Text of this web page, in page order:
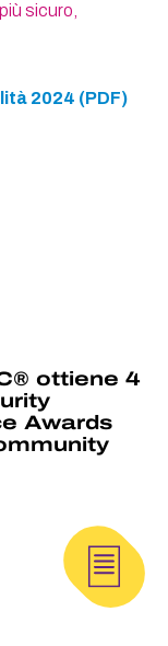
sicuro,
2024 (PDF)
ottiene 4
Awards